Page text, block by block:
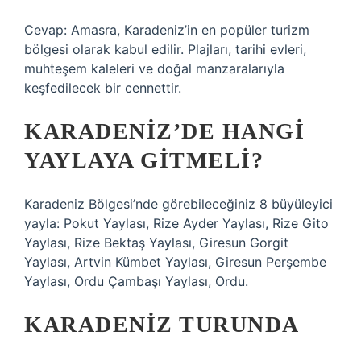
Cevap: Amasra, Karadeniz’in en popüler turizm
bölgesi olarak kabul edilir. Plajları, tarihi evleri,
muhteşem kaleleri ve doğal manzaralarıyla
keşfedilecek bir cennettir.
KARADENIZ’DE HANGI
YAYLAYA GITMELI?
Karadeniz Bölgesi’nde görebileceğiniz 8 büyüleyici
yayla: Pokut Yaylası, Rize Ayder Yaylası, Rize Gito
Yaylası, Rize Bektaş Yaylası, Giresun Gorgit
Yaylası, Artvin Kümbet Yaylası, Giresun Perşembe
Yaylası, Ordu Çambaşı Yaylası, Ordu.
KARADENIZ TURUNDA